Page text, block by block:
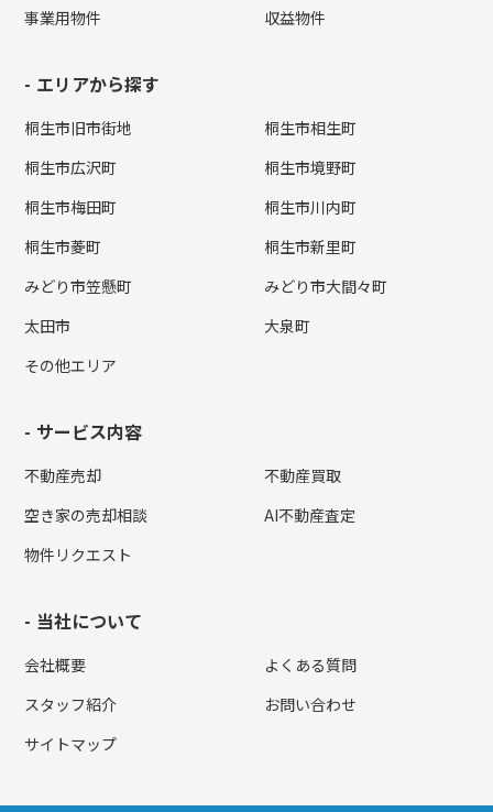
事業用物件
収益物件
エリアから探す
桐生市旧市街地
桐生市相生町
桐生市広沢町
桐生市境野町
桐生市梅田町
桐生市川内町
桐生市菱町
桐生市新里町
みどり市笠懸町
みどり市大間々町
太田市
大泉町
その他エリア
サービス内容
不動産売却
不動産買取
空き家の売却相談
AI不動産査定
物件リクエスト
当社について
会社概要
よくある質問
スタッフ紹介
お問い合わせ
サイトマップ